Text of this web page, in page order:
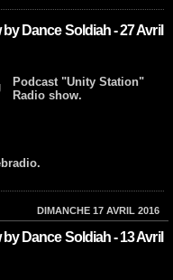
Dance Soldiah - 27 Avril
Podcast "Unity Station"
Radio show.
DIMANCHE 17 AVRIL 2016
Dance Soldiah - 13 Avril